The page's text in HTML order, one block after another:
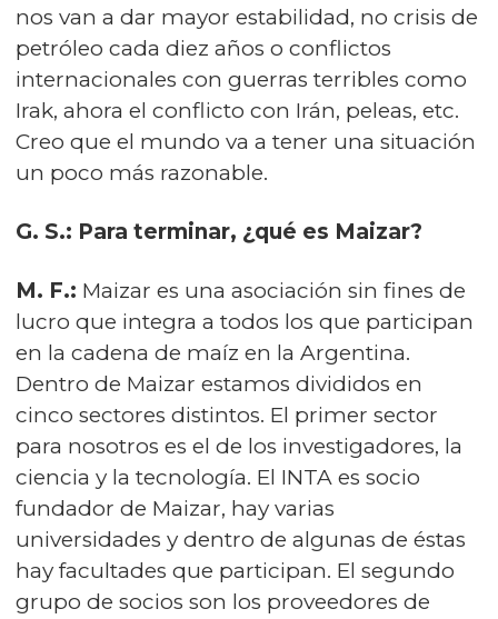
nos van a dar mayor estabilidad, no crisis de
petróleo cada diez años o conflictos
internacionales con guerras terribles como
Irak, ahora el conflicto con Irán, peleas, etc.
Creo que el mundo va a tener una situación
un poco más razonable.
G. S.: Para terminar, ¿qué es Maizar?
M. F.: Maizar es una asociación sin fines de
lucro que integra a todos los que participan
en la cadena de maíz en la Argentina.
Dentro de Maizar estamos divididos en
cinco sectores distintos. El primer sector
para nosotros es el de los investigadores, la
ciencia y la tecnología. El INTA es socio
fundador de Maizar, hay varias
universidades y dentro de algunas de éstas
hay facultades que participan. El segundo
grupo de socios son los proveedores de